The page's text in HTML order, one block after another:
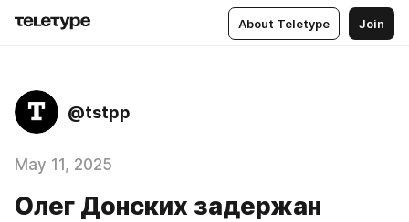
About Teletype Join
@tstpp
May 11, 2025
Олег Донских задержан